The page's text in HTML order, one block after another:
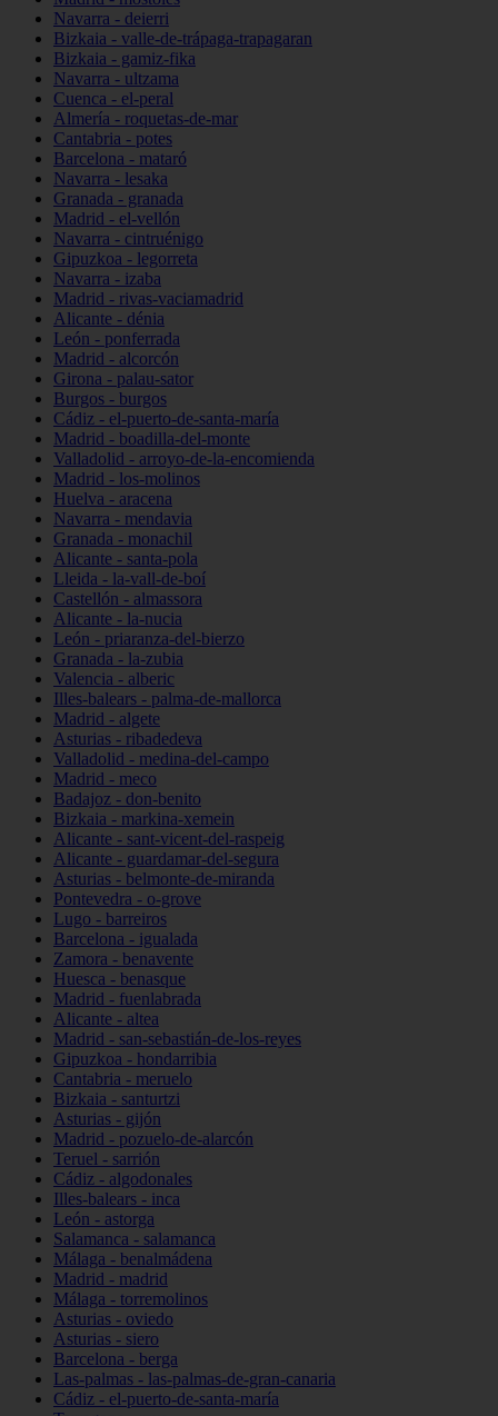
Navarra - deierri
Bizkaia - valle-de-trápaga-trapagaran
Bizkaia - gamiz-fika
Navarra - ultzama
Cuenca - el-peral
Almería - roquetas-de-mar
Cantabria - potes
Barcelona - mataró
Navarra - lesaka
Granada - granada
Madrid - el-vellón
Navarra - cintruénigo
Gipuzkoa - legorreta
Navarra - izaba
Madrid - rivas-vaciamadrid
Alicante - dénia
León - ponferrada
Madrid - alcorcón
Girona - palau-sator
Burgos - burgos
Cádiz - el-puerto-de-santa-maría
Madrid - boadilla-del-monte
Valladolid - arroyo-de-la-encomienda
Madrid - los-molinos
Huelva - aracena
Navarra - mendavia
Granada - monachil
Alicante - santa-pola
Lleida - la-vall-de-boí
Castellón - almassora
Alicante - la-nucia
León - priaranza-del-bierzo
Granada - la-zubia
Valencia - alberic
Illes-balears - palma-de-mallorca
Madrid - algete
Asturias - ribadedeva
Valladolid - medina-del-campo
Madrid - meco
Badajoz - don-benito
Bizkaia - markina-xemein
Alicante - sant-vicent-del-raspeig
Alicante - guardamar-del-segura
Asturias - belmonte-de-miranda
Pontevedra - o-grove
Lugo - barreiros
Barcelona - igualada
Zamora - benavente
Huesca - benasque
Madrid - fuenlabrada
Alicante - altea
Madrid - san-sebastián-de-los-reyes
Gipuzkoa - hondarribia
Cantabria - meruelo
Bizkaia - santurtzi
Asturias - gijón
Madrid - pozuelo-de-alarcón
Teruel - sarrión
Cádiz - algodonales
Illes-balears - inca
León - astorga
Salamanca - salamanca
Málaga - benalmádena
Madrid - madrid
Málaga - torremolinos
Asturias - oviedo
Asturias - siero
Barcelona - berga
Las-palmas - las-palmas-de-gran-canaria
Cádiz - el-puerto-de-santa-maría